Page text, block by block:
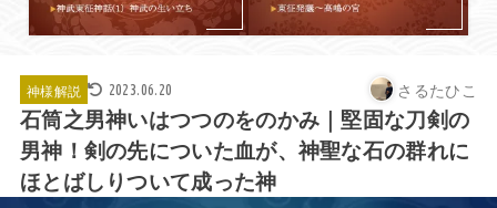
神様解説 2023.06.20 さるたひこ
石筒之男神いはつつのをのかみ｜堅固な刀剣の
男神！剣の先についた血が、神聖な石の群れに
ほとばしりついて成った神